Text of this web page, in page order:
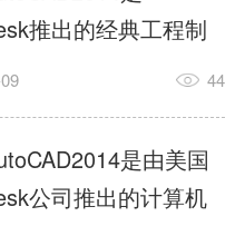
据导入，兼容各类
纸格式，文件互通...
、图纸编辑、参数化
基础三维建模，广泛
筑设计、机械制
工程、室内设计等
业。软件优化绘图流
件兼容性，支持参
推出的经典工程制
件，主打高效精准
业，适配建筑、机
政、室内设计等多行
。软件优化运行机制
44
是由美国
公司推出的计算机